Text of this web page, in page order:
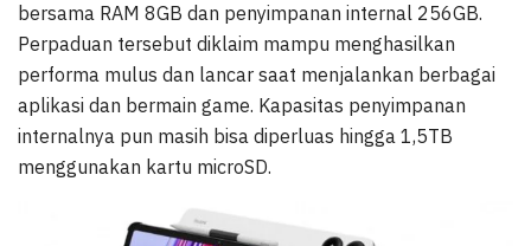
bersama RAM 8GB dan penyimpanan internal 256GB.
Perpaduan tersebut diklaim mampu menghasilkan
performa mulus dan lancar saat menjalankan berbagai
aplikasi dan bermain game. Kapasitas penyimpanan
internalnya pun masih bisa diperluas hingga 1,5TB
menggunakan kartu microSD.